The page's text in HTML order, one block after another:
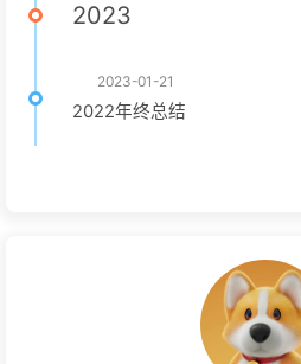
2023
2023-01-21
2022年终总结